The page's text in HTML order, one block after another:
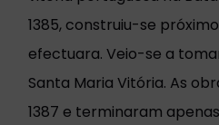
1385, construiu-se
efectuara. Veio-se a
Santa Maria Vitória. As
1387 e terminaram